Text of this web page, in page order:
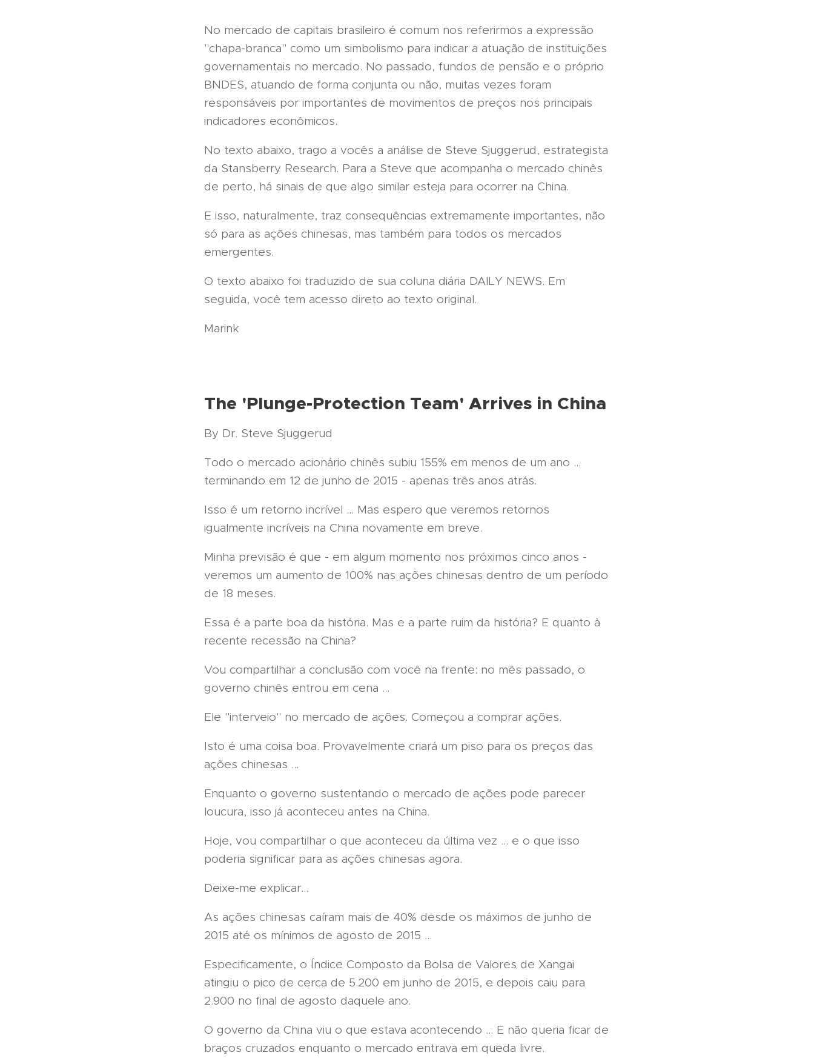
No mercado de capitais brasileiro é comum nos referirmos a expressão
"chapa-branca" como um simbolismo para indicar a atuação de instituições
governamentais no mercado. No passado, fundos de pensão e o próprio
BNDES, atuando de forma conjunta ou não, muitas vezes foram
responsáveis por importantes de movimentos de preços nos principais
indicadores econômicos.
No texto abaixo, trago a vocês a análise de Steve Sjuggerud, estrategista
da Stansberry Research. Para a Steve que acompanha o mercado chinês
de perto, há sinais de que algo similar esteja para ocorrer na China.
E isso, naturalmente, traz consequências extremamente importantes, não
só para as ações chinesas, mas também para todos os mercados
emergentes.
O texto abaixo foi traduzido de sua coluna diária DAILY NEWS. Em
seguida, você tem acesso direto ao texto original.
Marink
The 'Plunge-Protection Team' Arrives in China
By Dr. Steve Sjuggerud
Todo o mercado acionário chinês subiu 155% em menos de um ano ...
terminando em 12 de junho de 2015 - apenas três anos atrás.
Isso é um retorno incrível ... Mas espero que veremos retornos
igualmente incríveis na China novamente em breve.
Minha previsão é que - em algum momento nos próximos cinco anos -
veremos um aumento de 100% nas ações chinesas dentro de um período
de 18 meses.
Essa é a parte boa da história. Mas e a parte ruim da história? E quanto à
recente recessão na China?
Vou compartilhar a conclusão com você na frente: no mês passado, o
governo chinês entrou em cena ...
Ele "interveio" no mercado de ações. Começou a comprar ações.
Isto é uma coisa boa. Provavelmente criará um piso para os preços das
ações chinesas ...
Enquanto o governo sustentando o mercado de ações pode parecer
loucura, isso já aconteceu antes na China.
Hoje, vou compartilhar o que aconteceu da última vez ... e o que isso
poderia significar para as ações chinesas agora.
Deixe-me explicar...
As ações chinesas caíram mais de 40% desde os máximos de junho de
2015 até os mínimos de agosto de 2015 ...
Especificamente, o Índice Composto da Bolsa de Valores de Xangai
atingiu o pico de cerca de 5.200 em junho de 2015, e depois caiu para
2.900 no final de agosto daquele ano.
O governo da China viu o que estava acontecendo ... E não queria ficar de
braços cruzados enquanto o mercado entrava em queda livre.